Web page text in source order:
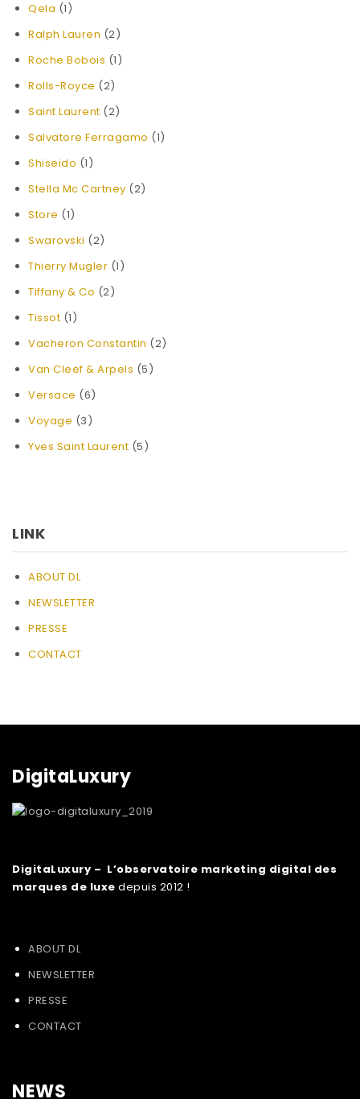
Qela (1)
Ralph Lauren (2)
Roche Bobois (1)
Rolls-Royce (2)
Saint Laurent (2)
Salvatore Ferragamo (1)
Shiseido (1)
Stella Mc Cartney (2)
Store (1)
Swarovski (2)
Thierry Mugler (1)
Tiffany & Co (2)
Tissot (1)
Vacheron Constantin (2)
Van Cleef & Arpels (5)
Versace (6)
Voyage (3)
Yves Saint Laurent (5)
LINK
ABOUT DL
NEWSLETTER
PRESSE
CONTACT
DigitaLuxury
DigitaLuxury – L’observatoire marketing digital des
marques de luxe depuis 2012 !
ABOUT DL
NEWSLETTER
PRESSE
CONTACT
NEWS